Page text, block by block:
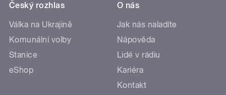
Český rozhlas
Válka na Ukrajině
Komunální volby
Stanice
eShop
O nás
Jak nás naladíte
Nápověda
Lidé v rádiu
Kariéra
Kontakt